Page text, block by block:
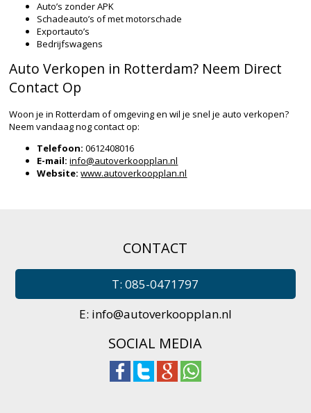
Auto’s zonder APK
Schadeauto’s of met motorschade
Exportauto’s
Bedrijfswagens
Auto Verkopen in Rotterdam? Neem Direct
Contact Op
Woon je in Rotterdam of omgeving en wil je snel je auto verkopen?
Neem vandaag nog contact op:
Telefoon: 0612408016
E-mail: info@autoverkoopplan.nl
Website: www.autoverkoopplan.nl
CONTACT
T: 085-0471797
E: info@autoverkoopplan.nl
SOCIAL MEDIA